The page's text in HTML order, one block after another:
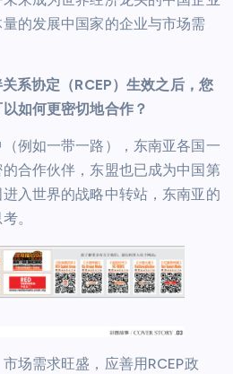
的发展中国家的企业与市场需
系协定（RCEP）生效之后，您
如何更密切地合作？
例如一带一路），东南亚各国一
合作伙伴，东盟也已成为中国第
入世界的战略中转站，东南亚的
。
场需求旺盛，应善用RCEP政